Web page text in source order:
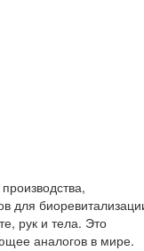
для
рук и тела. Это
аналогов в мире.